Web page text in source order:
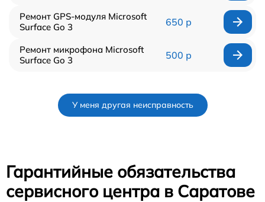
Ремонт GPS-модуля Microsoft
Surface Go 3
650 р
Ремонт микрофона Microsoft
Surface Go 3
500 р
У меня другая неисправность
Гарантийные обязательства
сервисного центра в Саратове